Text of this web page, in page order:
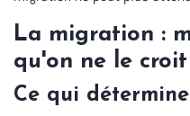
La migration :
qu'on ne le croit
Ce qui